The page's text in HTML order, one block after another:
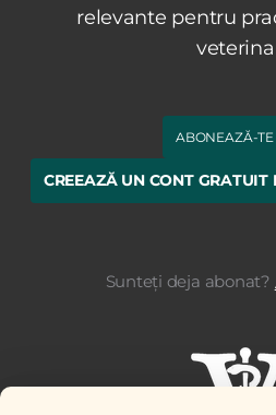
relevante pentru
ABONEAZĂ-TE
CREEAZĂ UN CONT GRATUIT
Sunteți deja abonat?